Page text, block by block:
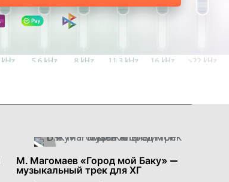
М. Магомаев «Город мой Баку» —
музыкальный трек для ХГ